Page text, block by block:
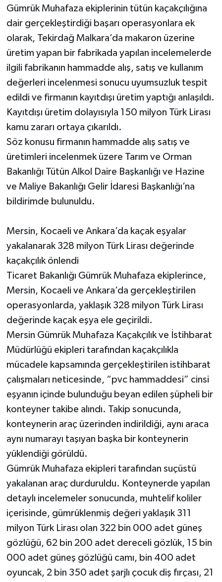
Gümrük Muhafaza ekiplerinin tütün kaçakçılığına
dair gerçekleştirdiği başarı operasyonlara ek
olarak, Tekirdağ Malkara’da makaron üzerine
üretim yapan bir fabrikada yapılan incelemelerde
ilgili fabrikanın hammadde alış, satış ve kullanım
değerleri incelenmesi sonucu uyumsuzluk tespit
edildi ve firmanın kayıtdışı üretim yaptığı anlaşıldı.
Kayıtdışı üretim dolayısıyla 150 milyon Türk Lirası
kamu zararı ortaya çıkarıldı.
Söz konusu firmanın hammadde alış satış ve
üretimleri incelenmek üzere Tarım ve Orman
Bakanlığı Tütün Alkol Daire Başkanlığı ve Hazine
ve Maliye Bakanlığı Gelir İdaresi Başkanlığı’na
bildirimde bulunuldu.
Mersin, Kocaeli ve Ankara’da kaçak eşyalar
yakalanarak 328 milyon Türk Lirası değerinde
kaçakçılık önlendi
Ticaret Bakanlığı Gümrük Muhafaza ekiplerince,
Mersin, Kocaeli ve Ankara’da gerçekleştirilen
operasyonlarda, yaklaşık 328 milyon Türk Lirası
değerinde kaçak eşya ele geçirildi.
Mersin Gümrük Muhafaza Kaçakçılık ve İstihbarat
Müdürlüğü ekipleri tarafından kaçakçılıkla
mücadele kapsamında gerçekleştirilen istihbarat
çalışmaları neticesinde, “pvc hammaddesi” cinsi
eşyanın içinde bulunduğu beyan edilen şüpheli bir
konteyner takibe alındı. Takip sonucunda,
konteynerin araç üzerinden indirildiği, aynı araca
aynı numarayı taşıyan başka bir konteynerin
yüklendiği görüldü.
Gümrük Muhafaza ekipleri tarafından suçüstü
yakalanan araç durduruldu. Konteynerde yapılan
detaylı incelemeler sonucunda, muhtelif koliler
içerisinde, gümrüklenmiş değeri yaklaşık 311
milyon Türk Lirası olan 322 bin 000 adet güneş
gözlüğü, 62 bin 200 adet dereceli gözlük, 15 bin
000 adet güneş gözlüğü camı, bin 400 adet
oyuncak, 2 bin 350 adet şarjlı çocuk diş fırçası, 21